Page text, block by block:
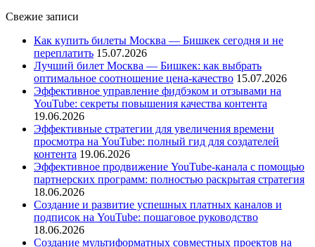
Свежие записи
Как купить билеты Москва — Бишкек сегодня и не
переплатить 15.07.2026
Лучший билет Москва — Бишкек: как выбрать
оптимальное соотношение цена-качество 15.07.2026
Эффективное управление фидбэком и отзывами на
YouTube: секреты повышения качества контента
19.06.2026
Эффективные стратегии для увеличения времени
просмотра на YouTube: полный гид для создателей
контента 19.06.2026
Эффективное продвижение YouTube-канала с помощью
партнерских программ: полностью раскрытая стратегия
18.06.2026
Создание и развитие успешных платных каналов и
подписок на YouTube: пошаговое руководство
18.06.2026
Создание мультиформатных совместных проектов на